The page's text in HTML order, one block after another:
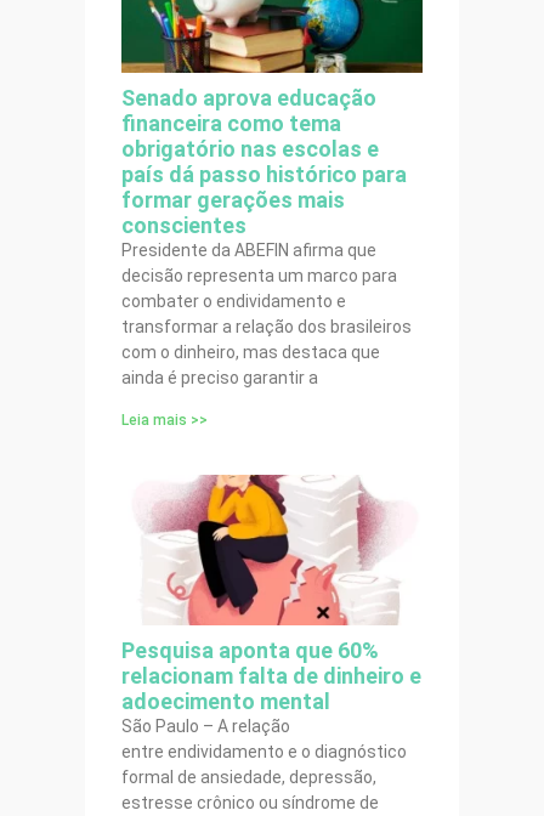
Senado aprova educação
financeira como tema
obrigatório nas escolas e
país dá passo histórico para
formar gerações mais
conscientes
Presidente da ABEFIN afirma que
decisão representa um marco para
combater o endividamento e
transformar a relação dos brasileiros
com o dinheiro, mas destaca que
ainda é preciso garantir a
Leia mais >>
Pesquisa aponta que 60%
relacionam falta de dinheiro e
adoecimento mental
São Paulo – A relação
entre endividamento e o diagnóstico
formal de ansiedade, depressão,
estresse crônico ou síndrome de